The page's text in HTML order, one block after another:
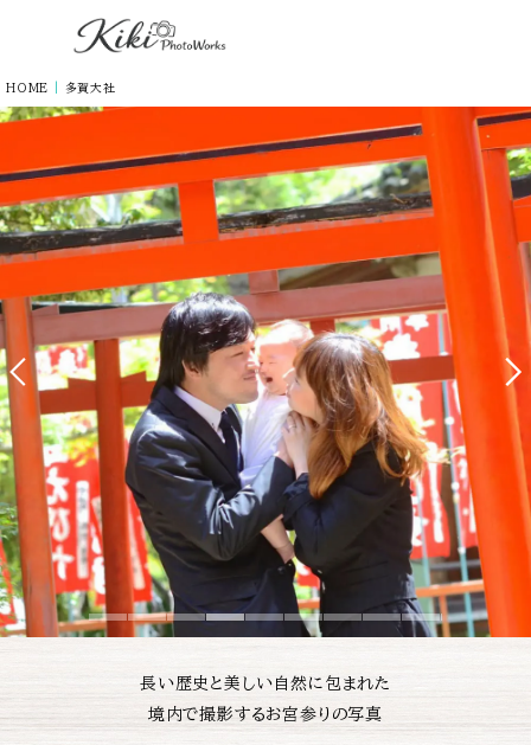
HOME 多賀大社
長い歴史と美しい自然に包まれた
境内で撮影するお宮参りの写真